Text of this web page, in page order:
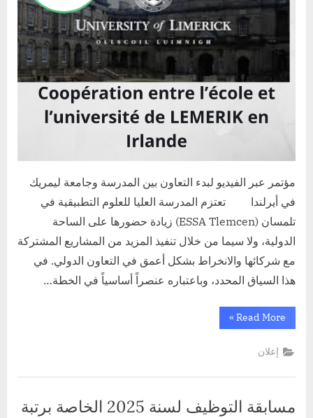
مؤتمر عبر الفيديو لبدء التعاون بين المدرسة وجامعة ليمريك
في أيرلندا تعتزم المدرسة العليا للعلوم التطبيقية في
تلمسان (ESSA Tlemcen) زيادة حضورها على الساحة
الدولية، ولا سيما من خلال تنفيذ المزيد من المشاريع المشتركة
مع شركائها والانخراط بشكل أعمق في التعاون الدولي. في
هذا السياق المحدد، وباعتباره عنصراً أساسياً في الخطة…
Read More“التعاون
بين
أيرلندا”
»
إعلان
مسابقة التوظيف لسنة 2025 الخاصة برتبة